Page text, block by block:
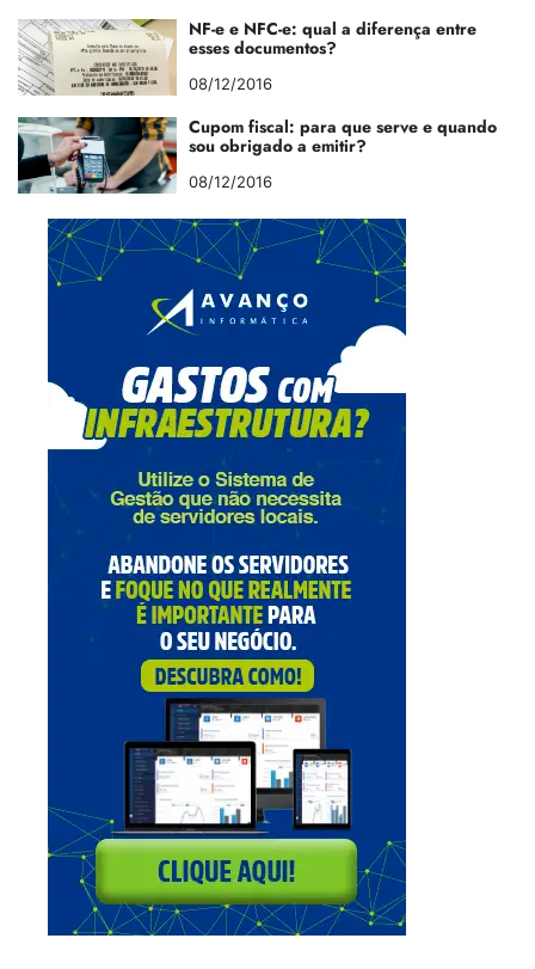
NF-e e NFC-e: qual a diferença entre
esses documentos?
08/12/2016
Cupom fiscal: para que serve e quando
sou obrigado a emitir?
08/12/2016